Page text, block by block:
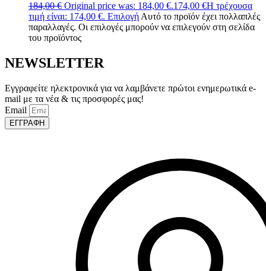
184,00€ Original price was: 184,00 €.174,00 €Η τρέχουσα
τιμή είναι: 174,00 €. Επιλογή Αυτό το προϊόν έχει πολλαπλές
παραλλαγές. Οι επιλογές μπορούν να επιλεγούν στη σελίδα
του προϊόντος
NEWSLETTER
Εγγραφείτε ηλεκτρονικά για να λαμβάνετε πρώτοι ενημερωτικά e-
mail με τα νέα & τις προσφορές μας!
Email
ΕΓΓΡΑΦΗ